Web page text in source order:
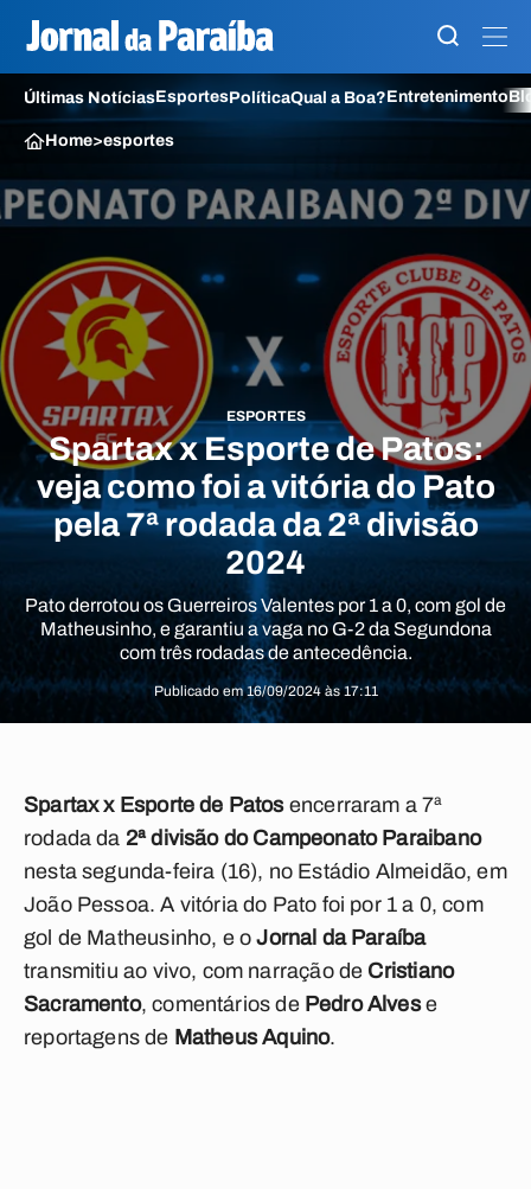
Últimas NotíciasEsportesPolíticaQual a Boa?Entretenimento
Home>esportes
ESPORTES
Spartax x Esporte de Patos:
veja como foi a vitória do Pato
pela 7ª rodada da 2ª divisão
2024
Pato derrotou os Guerreiros Valentes por 1 a 0, com gol de
Matheusinho, e garantiu a vaga no G-2 da Segundona
com três rodadas de antecedência.
Publicado em 16/09/2024 às 17:11
Spartax x Esporte de Patosencerraram a 7ª
rodada da 2ª divisão do Campeonato Paraibano
nesta segunda-feira (16), no Estádio Almeidão, em
João Pessoa. A vitória do Pato foi por 1 a 0, com
gol de Matheusinho, e oJornal da Paraíba
transmitiu ao vivo, com narração de Cristiano
Sacramento, comentários de Pedro Alvese
reportagens de Matheus Aquino.